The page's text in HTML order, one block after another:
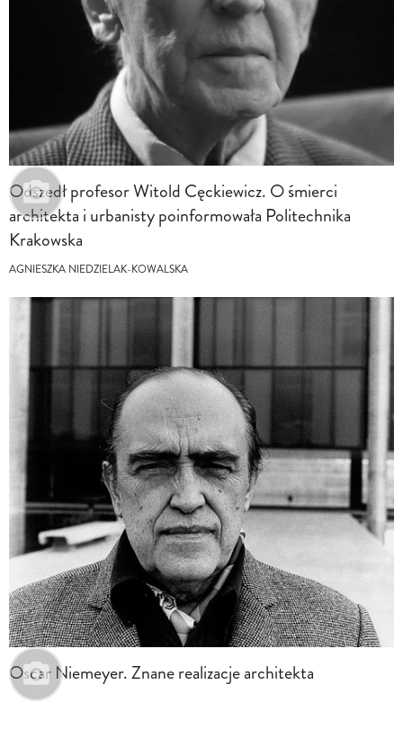
Odszedł profesor Witold Cęckiewicz. O śmierci
architekta i urbanisty poinformowała Politechnika
Krakowska
AGNIESZKA NIEDZIELAK-KOWALSKA
Oscar Niemeyer. Znane realizacje architekta